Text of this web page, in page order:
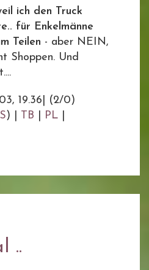
ich den Truck
für Enkelmänne
Teilen - aber NEIN,
Shoppen. Und
19.36
(2/0)
) | TB PL
..